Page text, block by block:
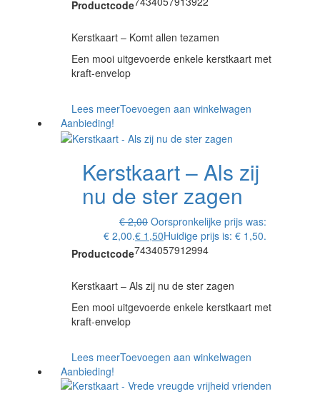
Productcode
Kerstkaart – Komt allen tezamen
Een mooi uitgevoerde enkele kerstkaart met
kraft-envelop
Lees meerToevoegen aan winkelwagen
Aanbieding!
Kerstkaart – Als zij
nu de ster zagen
€2,00 Oorspronkelijke prijs was:
€ 2,00.€ 1,50Huidige prijs is: € 1,50.
Productcode7434057912994
Kerstkaart – Als zij nu de ster zagen
Een mooi uitgevoerde enkele kerstkaart met
kraft-envelop
Lees meerToevoegen aan winkelwagen
Aanbieding!